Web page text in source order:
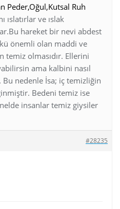
Peder,Oğul,Kutsal Ruh
ıslatırlar ve ıslak
hareket bir nevi abdest
önemli olan maddi ve
olmasıdır. Ellerini
ama kalbini nasıl
Bu nedenle İsa; iç temizliğin
Bedeni temiz ise
insanlar temiz giysiler
#28235